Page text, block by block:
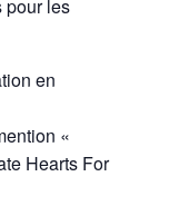
pour les
en
«
Hearts For